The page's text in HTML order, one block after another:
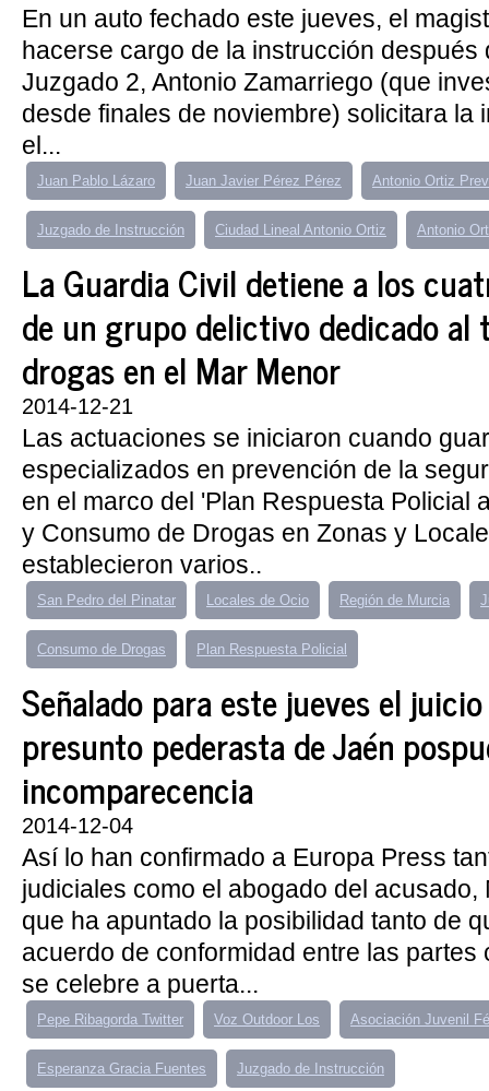
En un auto fechado este jueves, el
hacerse cargo de la instrucción después
Juzgado 2, Antonio Zamarriego (que
desde finales de noviembre) solicitara la
el...
Juan Pablo Lázaro Juan Javier Pérez Pérez Antonio Ortiz
Juzgado de Instrucción Ciudad Lineal Antonio Ortiz Antonio
La Guardia Civil detiene a los
de un grupo delictivo dedicado al
drogas en el Mar Menor
2014-12-21
Las actuaciones se iniciaron cuando
especializados en prevención de la
en el marco del 'Plan Respuesta Policial
y Consumo de Drogas en Zonas y
establecieron varios..
San Pedro del Pinatar Locales de Ocio Región de Murcia
Consumo de Drogas Plan Respuesta Policial
Señalado para este jueves el
presunto pederasta de Jaén
incomparecencia
2014-12-04
Así lo han confirmado a Europa Press
judiciales como el abogado del acusado,
que ha apuntado la posibilidad tanto de
acuerdo de conformidad entre las partes
se celebre a puerta...
Pepe Ribagorda Twitter Voz Outdoor Los Asociación Juvenil
Esperanza Gracia Fuentes Juzgado de Instrucción